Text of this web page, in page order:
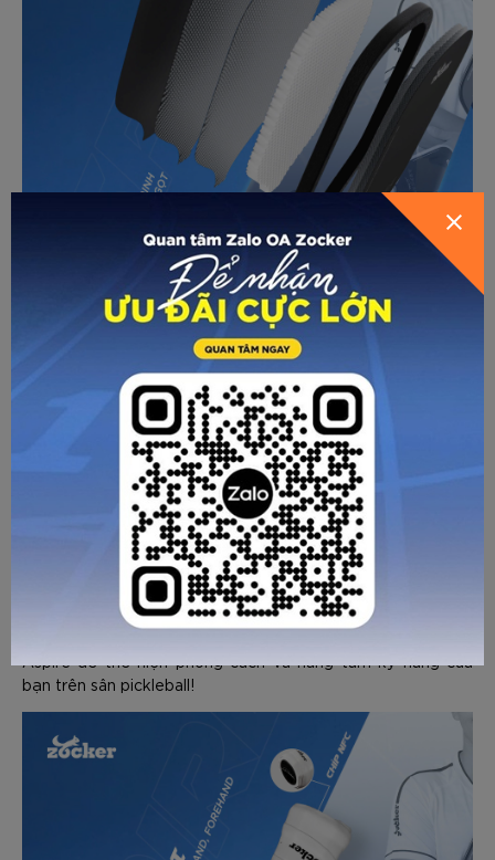
Một số ưu điểm nổi bật củavợt pickleball Zocker Aspire
phải kể đến cảm giác chắc chắn khi cầm nắm, rất đầm tay,
đỡ bóng hiệu quả, dễ dàng phản công các cú đánh mạnh
của đối phương, đặc biệt là độ rung gần như bằng 0.
Vợt pickleball Zocker Aspire viền Hồng là sự kết hợp
hoàn hảo giữa thiết kế thời trang cùng chất liệu cao cấp.
Với những ưu điểm như công nghệ hiện đại cùng hiệu suất
vượt trội, đây chắc chắn là cây vợt lý tưởng cho cả người
chơi chuyên nghiệp cũng như những người chơi phổ thông
Aspire để thể hiện phong cách và nâng tầm kỹ năng của
bạn trên sân pickleball!
HƯỚNG DẪN CHỌN SIZE
GỬI THÔNG TIN ĐỂ ZOCKER TƯ
GỬI TƯ VẤN HỦY